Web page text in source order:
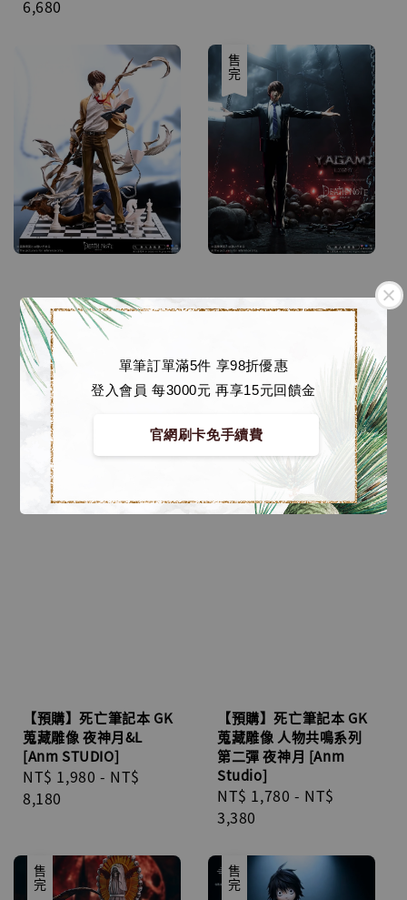
單筆訂單滿5件 享98折優惠
登入會員 每3000元 再享15元回饋金
官網刷卡免手續費
price
6,680
【預購】死亡筆記本 GK
蒐藏雕像 夜神月&L
[Anm STUDIO]
Regular
price
NT$ 1,980 - NT$
8,180
售完
【預購】死亡筆記本 GK
蒐藏雕像 人物共鳴系列
第二彈 夜神月 [Anm
Studio]
Regular
price
NT$ 1,780 - NT$
3,380
售完 售完